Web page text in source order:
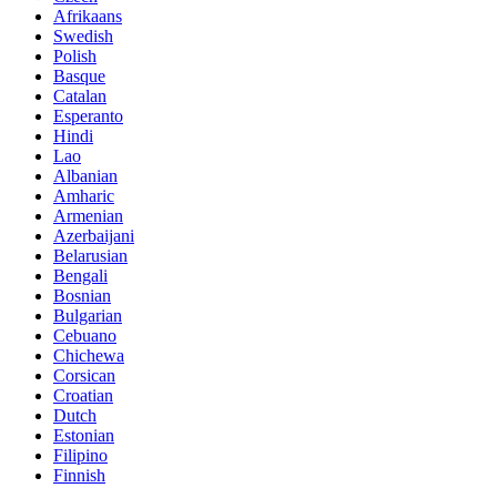
Afrikaans
Swedish
Polish
Basque
Catalan
Esperanto
Hindi
Lao
Albanian
Amharic
Armenian
Azerbaijani
Belarusian
Bengali
Bosnian
Bulgarian
Cebuano
Chichewa
Corsican
Croatian
Dutch
Estonian
Filipino
Finnish